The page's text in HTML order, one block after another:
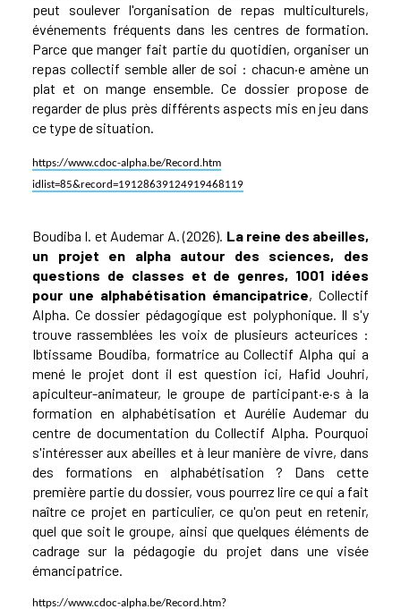
peut soulever l'organisation de repas multiculturels,
événements fréquents dans les centres de formation.
Parce que manger fait partie du quotidien, organiser un
repas collectif semble aller de soi : chacun·e amène un
plat et on mange ensemble. Ce dossier propose de
regarder de plus près différents aspects mis en jeu dans
ce type de situation.
https://www.cdoc-alpha.be/Record.htm
idlist=85&record=19128639124919468119
Boudiba I. et Audemar A. (2026). La reine des abeilles,
un projet en alpha autour des sciences, des
questions de classes et de genres, 1001 idées
pour une alphabétisation émancipatrice, Collectif
Alpha. Ce dossier pédagogique est polyphonique. Il s'y
trouve rassemblées les voix de plusieurs acteurices :
Ibtissame Boudiba, formatrice au Collectif Alpha qui a
mené le projet dont il est question ici, Hafid Jouhri,
apiculteur-animateur, le groupe de participant·e·s à la
formation en alphabétisation et Aurélie Audemar du
centre de documentation du Collectif Alpha. Pourquoi
s'intéresser aux abeilles et à leur manière de vivre, dans
des formations en alphabétisation ? Dans cette
première partie du dossier, vous pourrez lire ce qui a fait
naître ce projet en particulier, ce qu'on peut en retenir,
quel que soit le groupe, ainsi que quelques éléments de
cadrage sur la pédagogie du projet dans une visée
émancipatrice.
https://www.cdoc-alpha.be/Record.htm?